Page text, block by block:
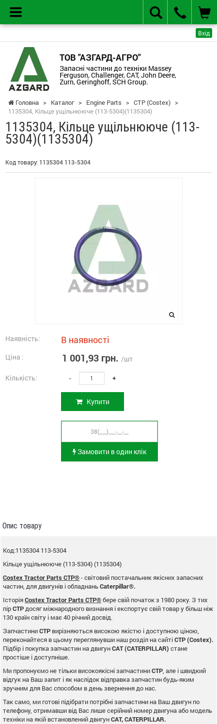
Вхід
ТОВ "АЗГАРД-АГРО"
Запасні частини до техніки Massey
Ferguson, Challenger, CAT, John Deere,
Zurn, Geringhoff, SCH Group.
Головна > Каталог > Engine Parts > CTP (Costex) >
1135304, Кільце ущільнююче (113-5304)(1135304)
1135304, Кільце ущільнююче (113-
5304)(1135304)
Код товару: 1135304 113-5304
Наявність: В наявності
Ціна : 1 001,93 грн. /шт
Кількість: - +
Купити
Замовити в один клік
Опис товару
Код:1135304 113-5304
Кільце ущільнююче (113-5304) (1135304)
Costex Tractor Parts CTP®- світовий постачальник якісних запасних
частин, для двигунів і обладнаньCaterpillar®.
ІсторіяCostex Tractor Parts CTP®бере свій початок з 1980 року. З тих
пірCTP досяг міжнародного визнання і експортує свій товар у більш ніж
130 країн світу і має 40 річний досвід.
ЗапчастиниCTP вирізняються високою якістю і доступною ціною,
переконайтеся в цьому переглянувши наш розділ на сайтіCTP (Costex).
Підбір і покупка запчастин на двигунCAT (CATERPILLAR) стане
простіше і доступніше.
Ми пропонуємо не тільки високоякісні запчастиниCTP , але і швидкий
відгук на Ваш запит і як наслідок відправка запчастин будь-яким
зручним для Вас способом в день звернення до нас.
Так само, ми готові підібрати потрібні запчастини на Ваш двигун по
телефону, отримавши від Вас лише серійний номер двигуна або модель
техніки на якій встановлений двигунCAT, CATERPILLAR.